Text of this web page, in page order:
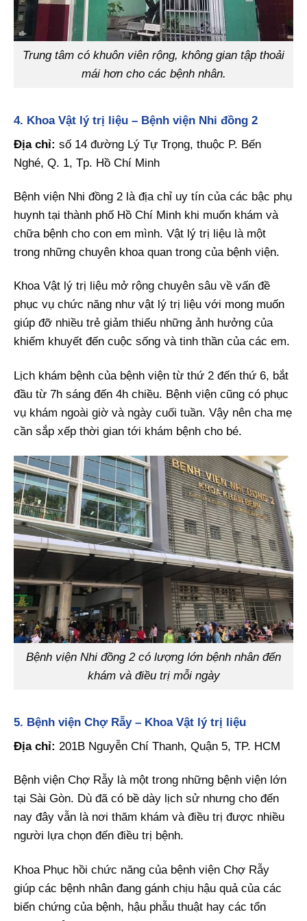
Trung tâm có khuôn viên rộng, không gian tập thoải
mái hơn cho các bệnh nhân.
4. Khoa Vật lý trị liệu – Bệnh viện Nhi đồng 2
Địa chỉ: số 14 đường Lý Tự Trọng, thuộc P. Bến
Nghé, Q. 1, Tp. Hồ Chí Minh
Bệnh viện Nhi đồng 2 là địa chỉ uy tín của các bậc phụ
huynh tại thành phố Hồ Chí Minh khi muốn khám và
chữa bệnh cho con em mình. Vật lý trị liệu là một
trong những chuyên khoa quan trong của bệnh viện.
Khoa Vật lý trị liệu mở rộng chuyên sâu về vấn đề
phục vụ chức năng như vật lý trị liệu với mong muốn
giúp đỡ nhiều trẻ giảm thiểu những ảnh hưởng của
khiếm khuyết đến cuộc sống và tinh thần của các em.
Lịch khám bệnh của bệnh viện từ thứ 2 đến thứ 6, bắt
đầu từ 7h sáng đến 4h chiều. Bệnh viện cũng có phục
vụ khám ngoài giờ và ngày cuối tuần. Vậy nên cha mẹ
cần sắp xếp thời gian tới khám bệnh cho bé.
Bệnh viện Nhi đồng 2 có lượng lớn bệnh nhân đến
khám và điều trị mỗi ngày
5. Bệnh viện Chợ Rẫy – Khoa Vật lý trị liệu
Địa chỉ: 201B Nguyễn Chí Thanh, Quận 5, TP. HCM
Bệnh viện Chợ Rẫy là một trong những bệnh viện lớn
tại Sài Gòn. Dù đã có bề dày lịch sử nhưng cho đến
nay đây vẫn là nơi thăm khám và điều trị được nhiều
người lựa chọn đến điều trị bệnh.
Khoa Phục hồi chức năng của bệnh viện Chợ Rẫy
giúp các bệnh nhân đang gánh chịu hậu quả của các
biến chứng của bệnh, hậu phẫu thuật hay các tổn